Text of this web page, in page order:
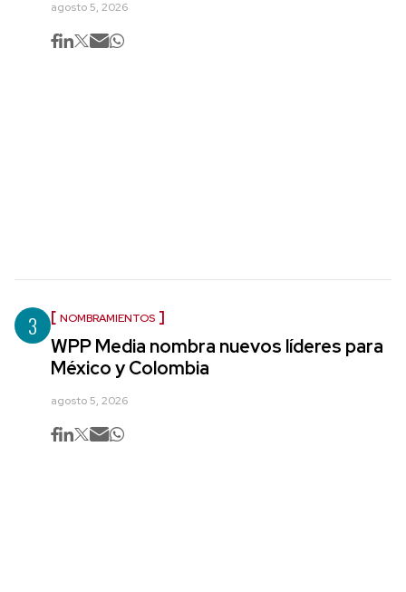
agosto 5, 2026
3 NOMBRAMIENTOS
WPP Media nombra nuevos líderes para
México y Colombia
agosto 5, 2026